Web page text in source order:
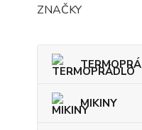
ZNAČKY
MIKINY